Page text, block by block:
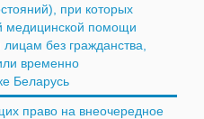
при которых
медицинской помощи
без гражданства,
временно
Беларусь
право на внеочередное